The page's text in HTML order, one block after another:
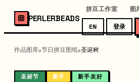
PERLERBEADS
拼豆工作室 图
EN 登录
作品图库›节日拼豆图纸›圣诞树
圣诞节 新手 新手友好